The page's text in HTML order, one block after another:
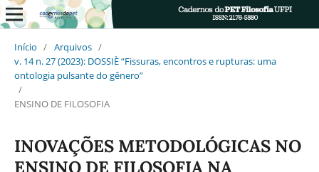
Início / Arquivos /
v. 14 n. 27 (2023): DOSSIÈ “Fissuras, encontros e rupturas: uma
ontologia pulsante do gênero”
/
ENSINO DE FILOSOFIA
INOVAÇÕES METODOLÓGICAS NO
ENSINO DE FILOSOFIA NA